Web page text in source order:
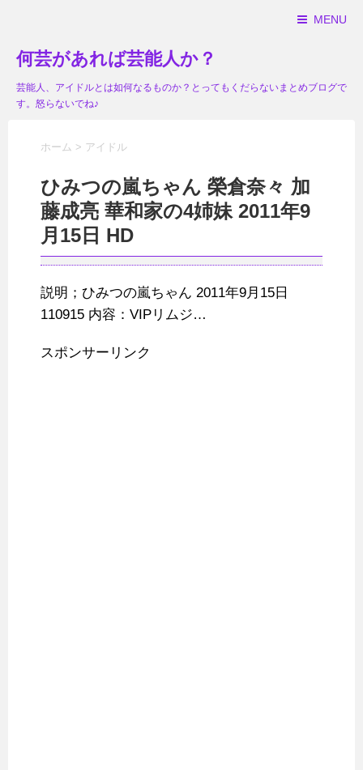
MENU
何芸があれば芸能人か？
芸能人、アイドルとは如何なるものか？とってもくだらないまとめブログで
す。怒らないでね♪
ホーム > アイドル
ひみつの嵐ちゃん 榮倉奈々 加
藤成亮 華和家の4姉妹 2011年9
月15日 HD
説明；ひみつの嵐ちゃん 2011年9月15日
110915 内容：VIPリムジ…
スポンサーリンク